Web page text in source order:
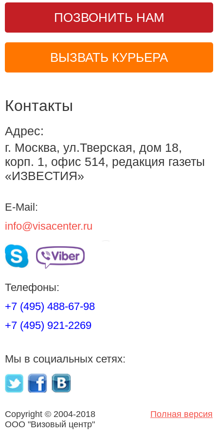
ПОЗВОНИТЬ НАМ
ВЫЗВАТЬ КУРЬЕРА
Контакты
Адрес:
г. Москва, ул.Тверская, дом 18,
корп. 1, офис 514, редакция газеты
«ИЗВЕСТИЯ»
E-Mail:
info@visacenter.ru
Телефоны:
+7 (495) 488-67-98
+7 (495) 921-2269
Мы в социальных сетях:
Copyright © 2004-2018
OOO "Визовый центр"
Полная версия